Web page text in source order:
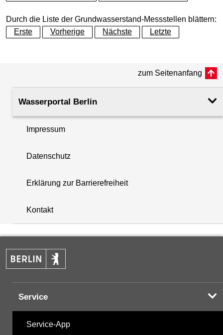
Dynamische Grafik
Grundwasserleiter Hauptgrundwasserleiter
Rohroberkante
(m ü. NHN)
34.75
Filteroberkante
(m u. GOK)
+
−
Durch die Liste der Grundwasserstand-Messstellen blättern:
Erste
Vorherige Nächste Letzte
zum Seitenanfang
Wasserportal Berlin
Impressum
Datenschutz
Erklärung zur Barrierefreiheit
Kontakt
Service
Service-App